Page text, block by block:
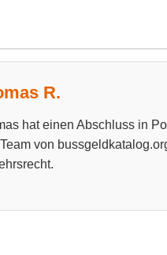
R.
hat einen Abschluss in
von